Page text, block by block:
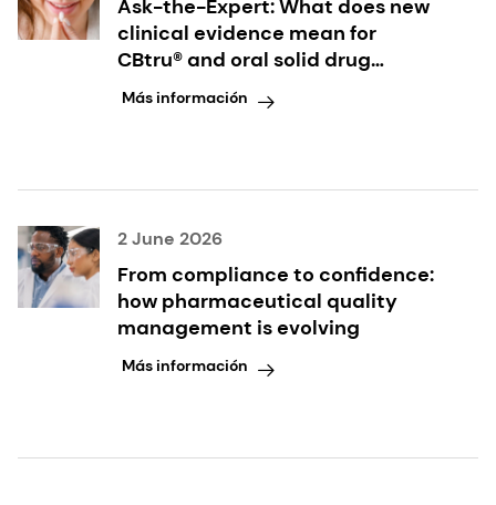
Ask-the-Expert: What does new
clinical evidence mean for
CBtru® and oral solid drug
delivery?
Más información
2 June 2026
From compliance to confidence:
how pharmaceutical quality
management is evolving
Más información